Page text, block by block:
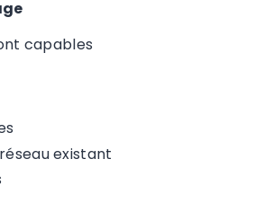
capables
existant